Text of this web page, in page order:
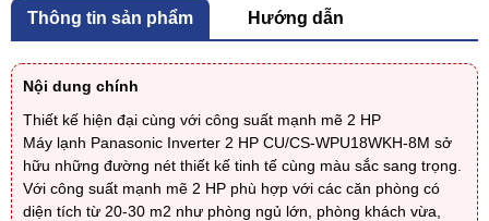
Thông tin sản phẩm Hướng dẫn
Nội dung chính
Thiết kế hiện đại cùng với công suất mạnh mẽ 2 HP
Máy lạnh Panasonic Inverter 2 HP CU/CS-WPU18WKH-8M sở
hữu những đường nét thiết kế tinh tế cùng màu sắc sang trọng.
Với công suất mạnh mẽ 2 HP phù hợp với các căn phòng có
diện tích từ 20-30 m2 như phòng ngủ lớn, phòng khách vừa,